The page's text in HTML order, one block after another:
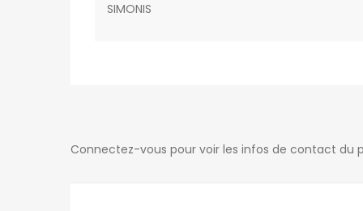
SIMONIS
Connectez-vous pour voir les infos de contact du